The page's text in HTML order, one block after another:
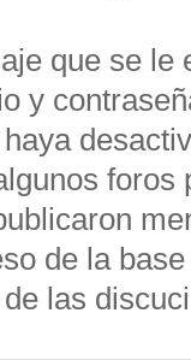
que se
y
de la
las